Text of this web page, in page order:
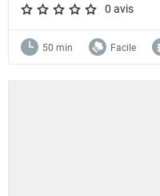
A star rating of 0 out of 5.
0 avis
50 min Facile